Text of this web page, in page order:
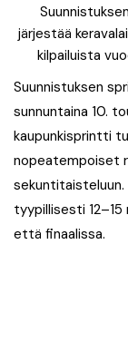
järjestää
kilpailuista
Suunnistuksen
sunnuntaina 10.
kaupunkisprintti
nopeatempoiset
tyypillisesti 12–15
että finaalissa.